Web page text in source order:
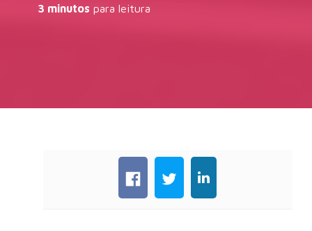
3 minutos para leitura